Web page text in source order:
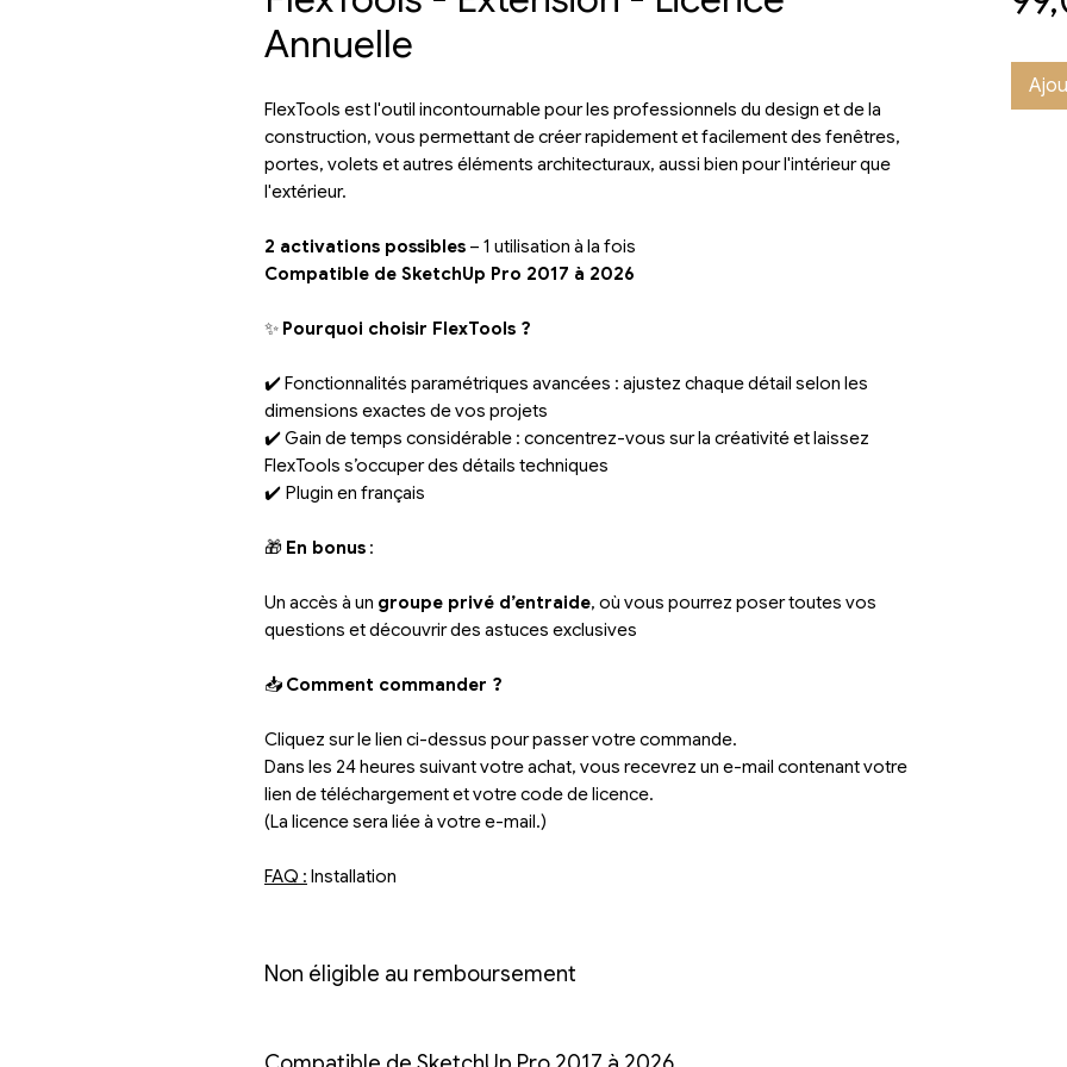
Annuelle
FlexTools est l'outil incontournable pour les professionnels du design et de la
construction, vous permettant de créer rapidement et facilement des fenêtres,
portes, volets et autres éléments architecturaux, aussi bien pour l'intérieur que
l'extérieur.
2 activations possibles – 1 utilisation à la fois
Compatible de SketchUp Pro 2017 à 2026
✨ Pourquoi choisir FlexTools ?
✔️ Fonctionnalités paramétriques avancées : ajustez chaque détail selon les
dimensions exactes de vos projets
✔️ Gain de temps considérable : concentrez-vous sur la créativité et laissez
FlexTools s’occuper des détails techniques
✔️ Plugin en français
🎁 En bonus :
Un accès à un groupe privé d’entraide, où vous pourrez poser toutes vos
questions et découvrir des astuces exclusives
📥 Comment commander ?
Cliquez sur le lien ci-dessus pour passer votre commande.
Dans les 24 heures suivant votre achat, vous recevrez un e-mail contenant votre
lien de téléchargement et votre code de licence.
(La licence sera liée à votre e-mail.)
FAQ : Installation
Non éligible au remboursement